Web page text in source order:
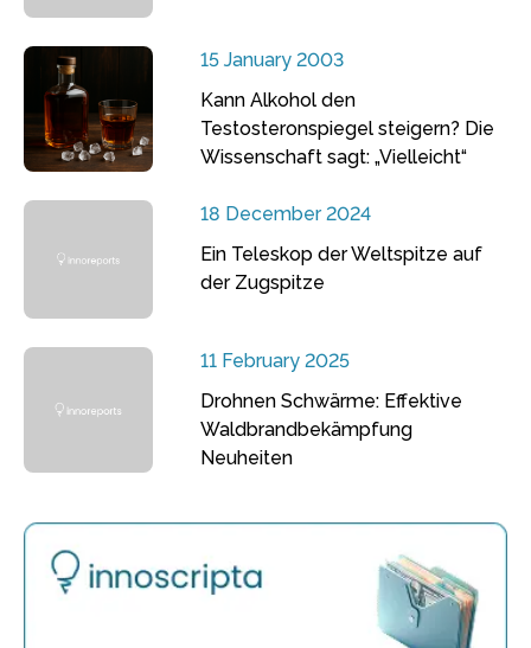
15 January 2003
Kann Alkohol den
Testosteronspiegel steigern? Die
Wissenschaft sagt: „Vielleicht“
18 December 2024
Ein Teleskop der Weltspitze auf
der Zugspitze
11 February 2025
Drohnen Schwärme: Effektive
Waldbrandbekämpfung
Neuheiten